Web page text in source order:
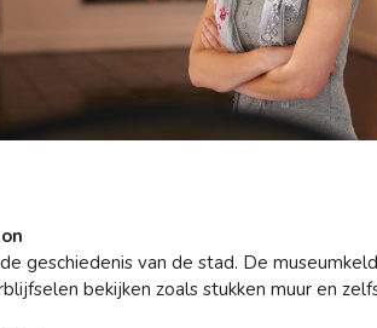
geschiedenis van de stad. De
bekijken zoals stukken muur en